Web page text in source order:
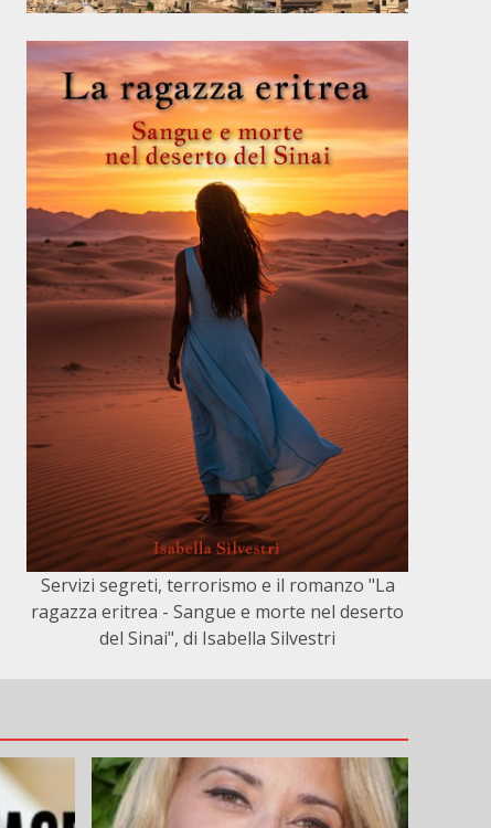
Servizi segreti, terrorismo e il romanzo "La
ragazza eritrea - Sangue e morte nel deserto
del Sinai", di Isabella Silvestri